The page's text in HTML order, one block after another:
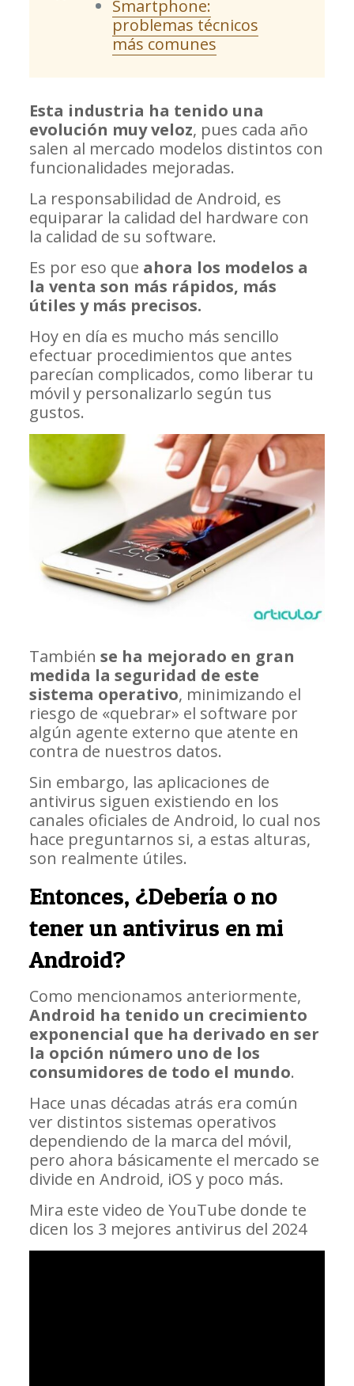
Smartphone:
problemas técnicos
más comunes
Esta industria ha tenido una
evolución muy veloz, pues cada año
salen al mercado modelos distintos con
funcionalidades mejoradas.
La responsabilidad de Android, es
equiparar la calidad del hardware con
la calidad de su software.
Es por eso que ahora los modelos a
la venta son más rápidos, más
útiles y más precisos.
Hoy en día es mucho más sencillo
efectuar procedimientos que antes
parecían complicados, como liberar tu
móvil y personalizarlo según tus
gustos.
También se ha mejorado en gran
medida la seguridad de este
sistema operativo, minimizando el
riesgo de «quebrar» el software por
algún agente externo que atente en
contra de nuestros datos.
Sin embargo, las aplicaciones de
antivirus siguen existiendo en los
canales oficiales de Android, lo cual nos
hace preguntarnos si, a estas alturas,
son realmente útiles.
Entonces, ¿Debería o no
tener un antivirus en mi
Android?
Como mencionamos anteriormente,
Android ha tenido un crecimiento
exponencial que ha derivado en ser
la opción número uno de los
consumidores de todo el mundo.
Hace unas décadas atrás era común
ver distintos sistemas operativos
dependiendo de la marca del móvil,
pero ahora básicamente el mercado se
divide en Android, iOS y poco más.
Mira este video de YouTube donde te
dicen los 3 mejores antivirus del 2024